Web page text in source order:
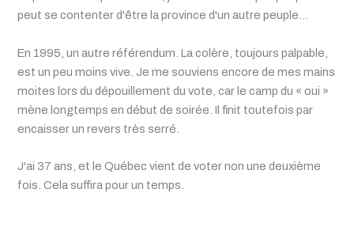
peut se contenter d'être la province d'un autre peuple…
En 1995, un autre référendum. La colère, toujours palpable,
est un peu moins vive. Je me souviens encore de mes mains
moites lors du dépouillement du vote, car le camp du « oui »
mène longtemps en début de soirée. Il finit toutefois par
encaisser un revers très serré.
J'ai 37 ans, et le Québec vient de voter non une deuxième
fois. Cela suffira pour un temps.